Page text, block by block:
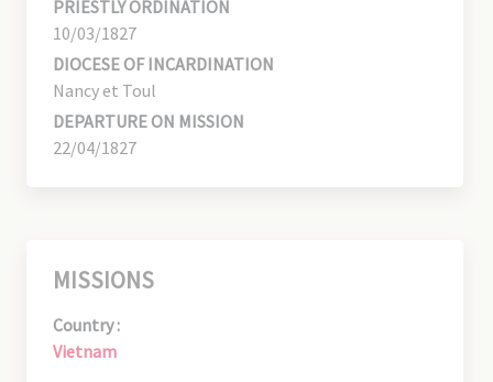
PRIESTLY ORDINATION
10/03/1827
DIOCESE OF INCARDINATION
Nancy et Toul
DEPARTURE ON MISSION
22/04/1827
MISSIONS
Country :
Vietnam